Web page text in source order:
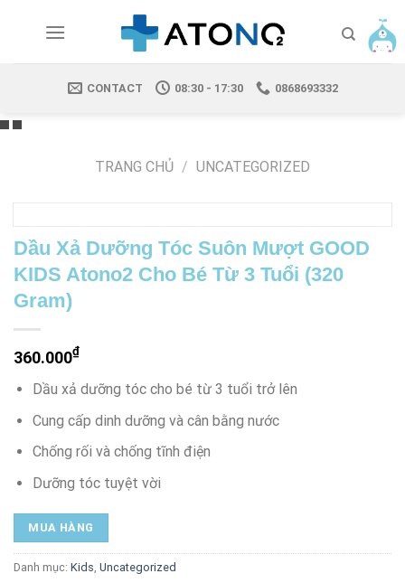
CONTACT 08:30 - 17:30 0868693332
TRANG CHỦ / UNCATEGORIZED
Dầu Xả Dưỡng Tóc Suôn Mượt GOOD
KIDS Atono2 Cho Bé Từ 3 Tuổi (320
Gram)
360.000₫
Dầu xả dưỡng tóc cho bé từ 3 tuổi trở lên
Cung cấp dinh dưỡng và cân bằng nước
Chống rối và chống tĩnh điện
Dưỡng tóc tuyệt vời
MUA HÀNG
Danh mục: Kids, Uncategorized